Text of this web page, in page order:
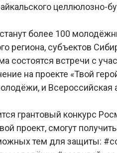
целлюлозно-
более 100
региона, субъектов
состоятся встречи с
на проекте «Твой
и
грантовый конкурс
проект, смогут
тем для защиты: